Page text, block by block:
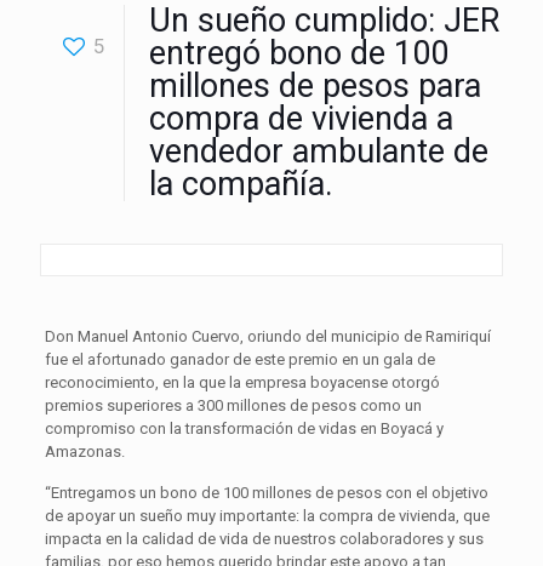
5
Un sueño cumplido: JER
entregó bono de 100
millones de pesos para
compra de vivienda a
vendedor ambulante de
la compañía.
Don Manuel Antonio Cuervo, oriundo del municipio de Ramiriquí
fue el afortunado ganador de este premio en un gala de
reconocimiento, en la que la empresa boyacense otorgó
premios superiores a 300 millones de pesos como un
compromiso con la transformación de vidas en Boyacá y
Amazonas.
“Entregamos un bono de 100 millones de pesos con el objetivo
de apoyar un sueño muy importante: la compra de vivienda, que
impacta en la calidad de vida de nuestros colaboradores y sus
familias, por eso hemos querido brindar este apoyo a tan